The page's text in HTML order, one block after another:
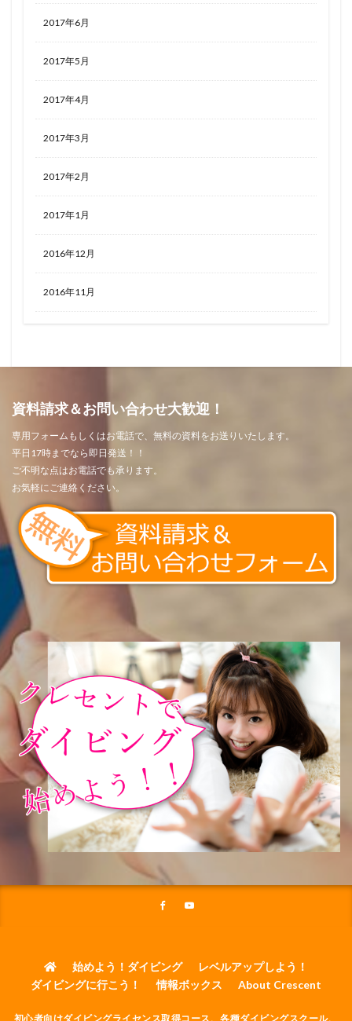
2017年6月
2017年5月
2017年4月
2017年3月
2017年2月
2017年1月
2016年12月
2016年11月
資料請求＆お問い合わせ大歓迎！
専用フォームもしくはお電話で、無料の資料をお送りいたします。
平日17時までなら即日発送！！
ご不明な点はお電話でも承ります。
お気軽にご連絡ください。
始めよう！ダイビング
レベルアップしよう！
ダイビングに行こう！
情報ボックス About Crescent
初心者向けダイビングライセンス取得コース、各種ダイビングスクール、